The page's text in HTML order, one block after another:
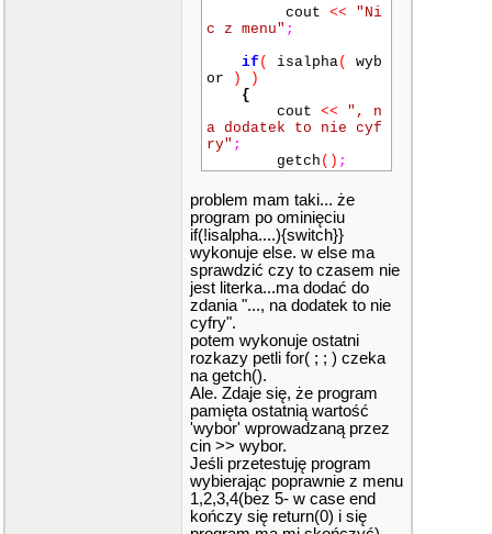
"3. Grou
pID = 671"
ekujacych prac
{
mentacja",
"2. Arty
kuly"
"3. Dzia
l Pliki" ,
"4. Sygn
atury zamkniecia by
Dante"
},
// komunikat
y programu
"Nie pod
ano cyfry, sprobuj p
onownie!",
"Aplikac
ja zakonczy dzialani
e za <sek.> ",
"Co wybi
erasz szefie? ",
"Szefie
cout <<
"Ni
c z menu" ;
if ( isalpha(
wyb
or
)
)
{
cout <<
", n
a dodatek to nie cyf
ry" ;
getch () ;
problem mam taki... że
program po ominięciu
if(!isalpha....){switch}}
wykonuje else. w else ma
sprawdzić czy to czasem nie
jest literka...ma dodać do
zdania "..., na dodatek to nie
cyfry".
potem wykonuje ostatni
rozkazy petli for( ; ; ) czeka
na getch().
Ale. Zdaje się, że program
pamięta ostatnią wartość
'wybor' wprowadzaną przez
cin >> wybor.
Jeśli przetestuję program
wybierając poprawnie z menu
1,2,3,4(bez 5- w case end
kończy się return(0) i się